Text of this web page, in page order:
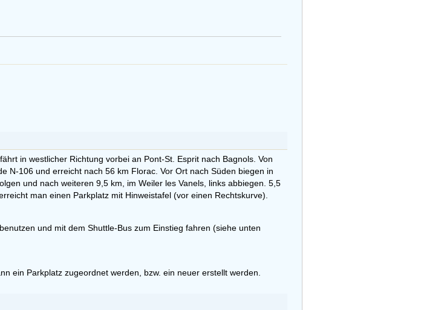
in westlicher Richtung vorbei an Pont-St. Esprit nach Bagnols. Von
N-106 und erreicht nach 56 km Florac. Vor Ort nach Süden biegen in
und nach weiteren 9,5 km, im Weiler les Vanels, links abbiegen. 5,5
man einen Parkplatz mit Hinweistafel (vor einen Rechtskurve).
und mit dem Shuttle-Bus zum Einstieg fahren (siehe unten
ein Parkplatz zugeordnet werden, bzw. ein neuer erstellt werden.